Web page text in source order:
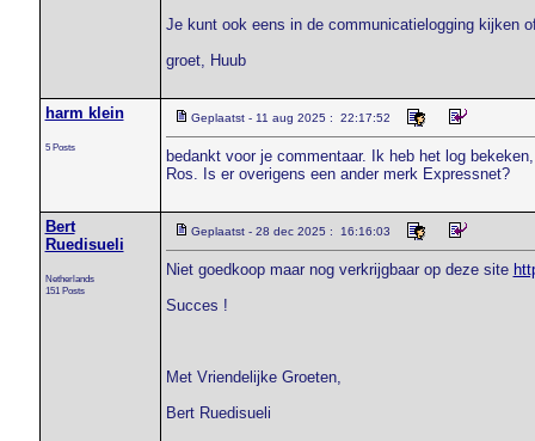
Je kunt ook eens in de communicatielogging kijken
groet, Huub
harm klein
5 Posts
Geplaatst - 11 aug 2025 : 22:17:52
bedankt voor je commentaar. Ik heb het log
Ros. Is er overigens een ander merk Expressnet?
Bert
Ruedisueli
Netherlands
151 Posts
Geplaatst - 28 dec 2025 : 16:16:03
Niet goedkoop maar nog verkrijgbaar op deze site
Succes !
Met Vriendelijke Groeten,
Bert Ruedisueli